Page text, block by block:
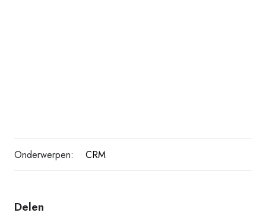
Onderwerpen: CRM
Delen